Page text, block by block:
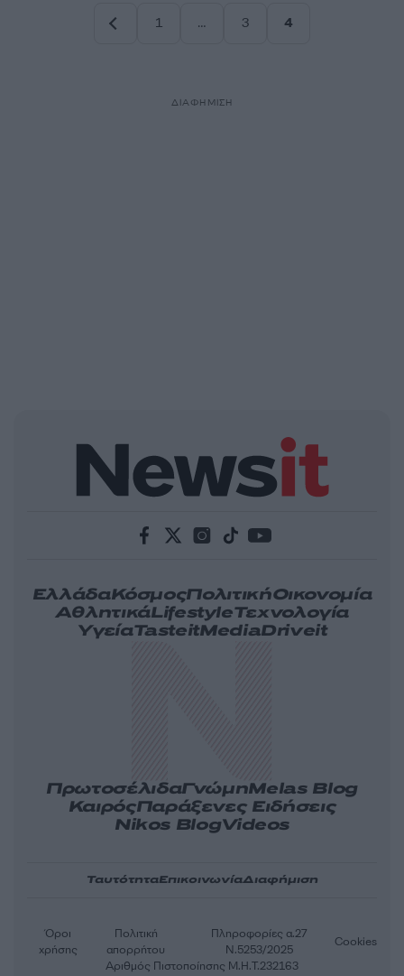
1
…
3
4
ΔΙΑΦΗΜΙΣΗ
ΕλλάδαΚόσμοςΠολιτικήΟικονομία
ΑθλητικάLifestyleΤεχνολογία
ΥγείαTasteitMediaDriveit
ΠρωτοσέλιδαΓνώμηMelas Blog
ΚαιρόςΠαράξενες Ειδήσεις
Nikos BlogVideos
ΤαυτότηταΕπικοινωνίαΔιαφήμιση
Αριθμός Πιστοποίησης Μ.Η.Τ.232163
Όροι
χρήσης
Πολιτική
απορρήτου
Πληροφορίες α.27
Ν.5253/2025
Cookies